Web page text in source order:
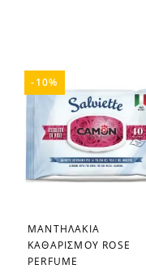
favorite_border
ΜΑΝΤΗΛΑΚΙΑ
ΚΑΘΑΡΙΣΜΟΥ ROSE
PERFUME
-10%